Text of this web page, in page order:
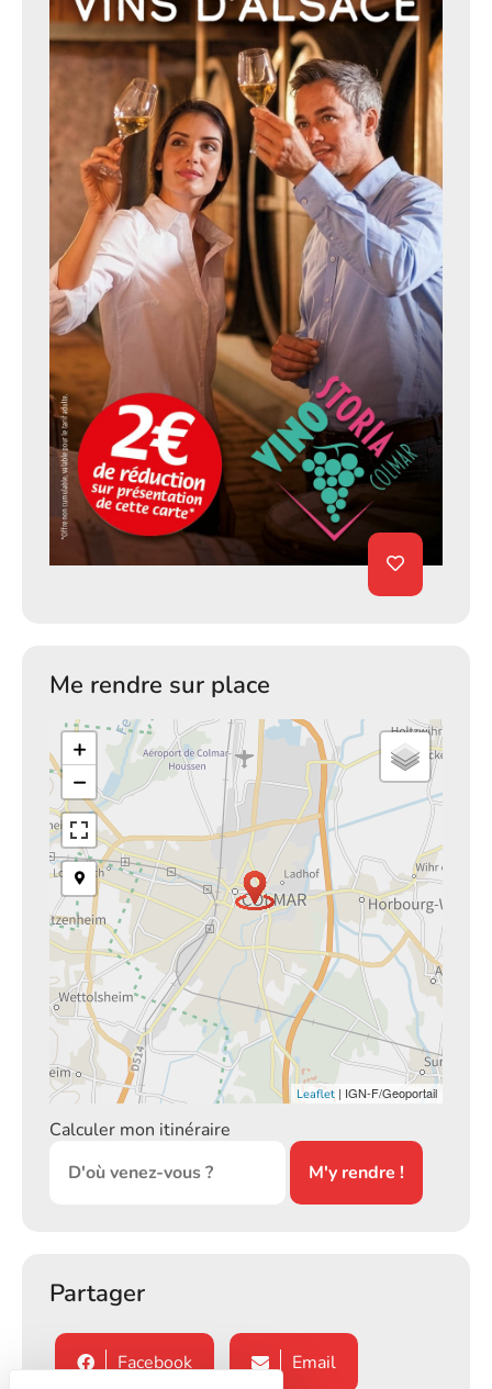
Me rendre sur place
+
−
Leaflet | IGN-F/Geoportail
Calculer mon itinéraire
Partager
Facebook Email